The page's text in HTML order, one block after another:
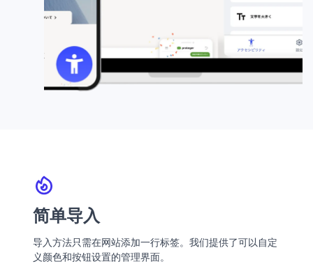
简单导入
导入方法只需在网站添加一行标签。我们提供了可以自定
义颜色和按钮设置的管理界面。